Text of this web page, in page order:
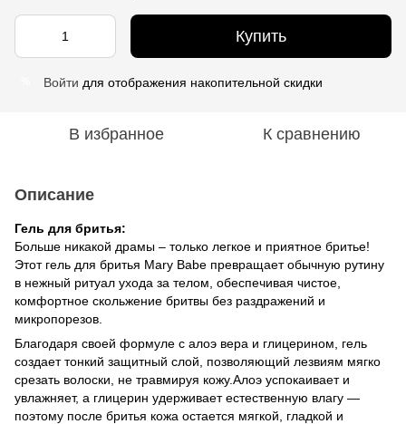
Купить
Войти для отображения накопительной скидки
В избранное К сравнению
Описание
Гель для бритья:
Больше никакой драмы – только легкое и приятное бритье!
Этот гель для бритья Mary Babe превращает обычную рутину
в нежный ритуал ухода за телом, обеспечивая чистое,
комфортное скольжение бритвы без раздражений и
микропорезов.
Благодаря своей формуле с алоэ вера и глицерином, гель
создает тонкий защитный слой, позволяющий лезвиям мягко
срезать волоски, не травмируя кожу.Алоэ успокаивает и
увлажняет, а глицерин удерживает естественную влагу —
поэтому после бритья кожа остается мягкой, гладкой и